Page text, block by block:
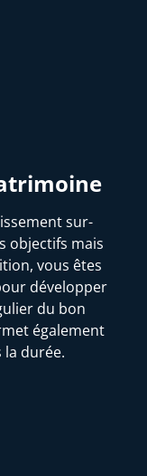
sur-
objectifs mais
vous êtes
développer
du bon
également
la durée.